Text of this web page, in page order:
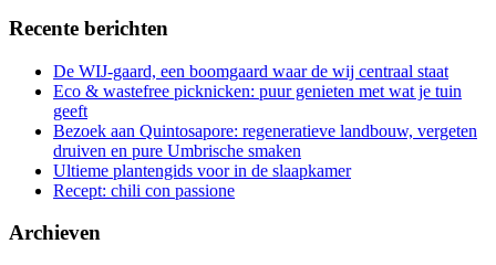
Recente berichten
De WIJ-gaard, een boomgaard waar de wij centraal staat
Eco & wastefree picknicken: puur genieten met wat je tuin
geeft
Bezoek aan Quintosapore: regeneratieve landbouw, vergeten
druiven en pure Umbrische smaken
Ultieme plantengids voor in de slaapkamer
Recept: chili con passione
Archieven